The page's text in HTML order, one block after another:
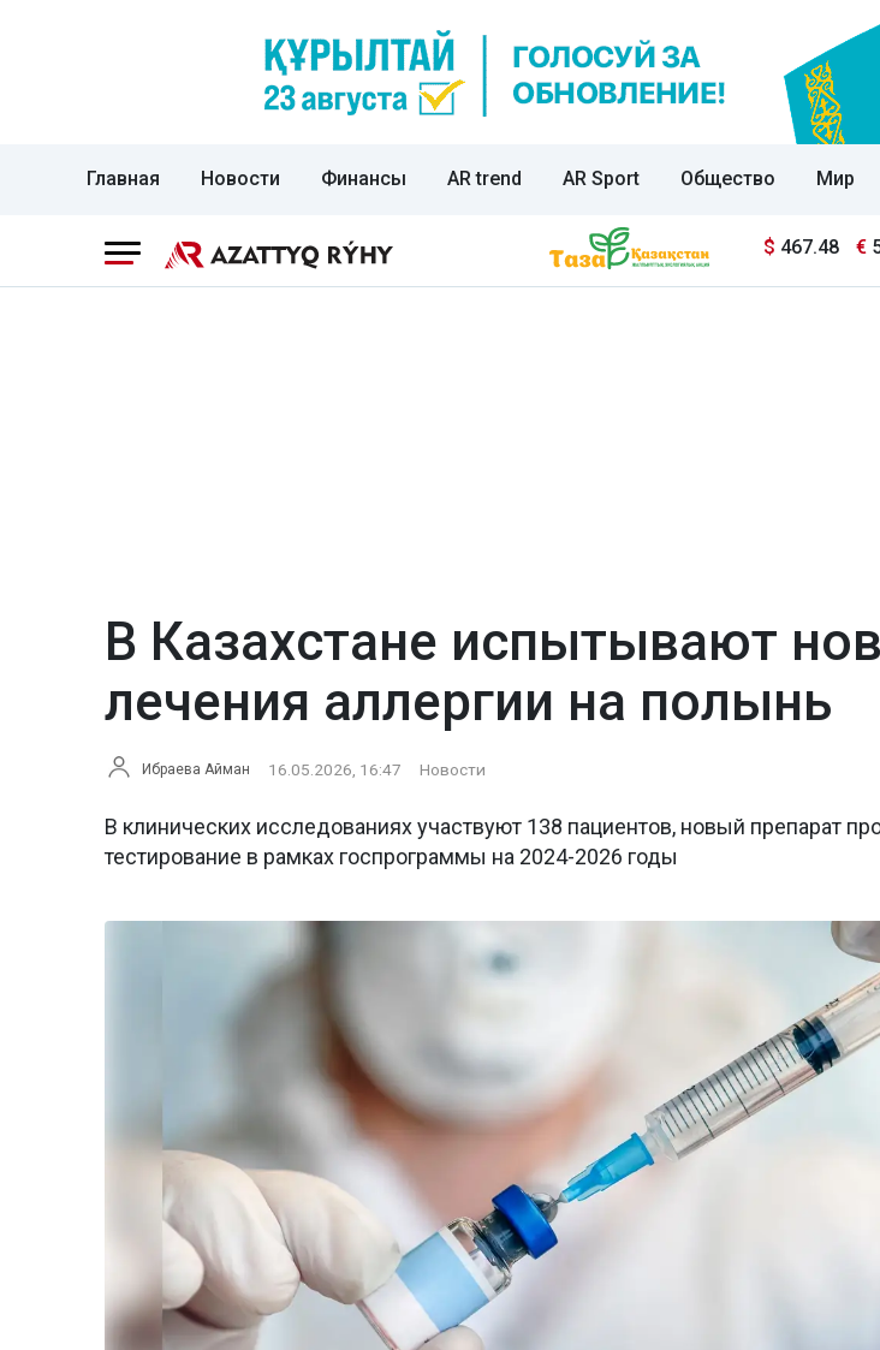
Главная Новости Финансы AR trend AR Sport Общество Мир
$ 467.48 €
В Казахстане испытывают
лечения аллергии на полынь
Ибраева Айман 16.05.2026, 16:47 Новости
В клинических исследованиях участвуют 138 пациентов, новый препарат
тестирование в рамках госпрограммы на 2024-2026 годы